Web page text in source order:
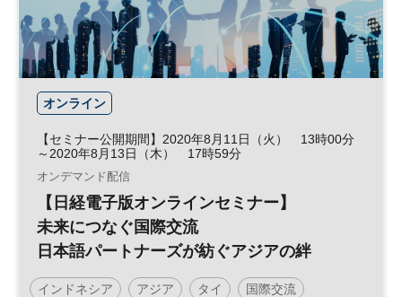
オンライン
【セミナー公開期間】2020年8月11日（火） 13時00分
～2020年8月13日（木） 17時59分
オンデマンド配信
【日経電子版オンラインセミナー】
未来につなぐ国際交流
日本語パートナーズが紡ぐアジアの絆
インドネシア アジア タイ 国際交流